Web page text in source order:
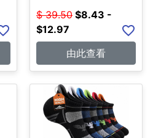
$ 39.50 $8.43 -
$12.97
由此查看